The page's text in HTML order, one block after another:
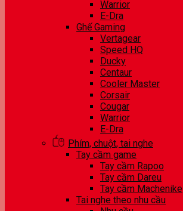
Warrior
E-Dra
Ghế Gaming
Vertagear
Speed HQ
Ducky
Centaur
Cooler Master
Corsair
Cougar
Warrior
E-Dra
Phím, chuột, tai nghe
Tay cầm game
Tay cầm Rapoo
Tay cầm Dareu
Tay cầm Machenike
Tai nghe theo nhu cầu